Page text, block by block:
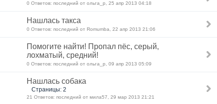
0 Ответов: последний от ольга_р, 25 апр 2013 04:18
Нашлась такса
0 Ответов: последний от Romumba, 22 апр 2013 21:06
Помогите найти! Пропал пёс, серый,
лохматый, средний!
0 Ответов: последний от ольга_р, 09 апр 2013 05:09
Нашлась собака
Страницы: 2
21 Ответов: последний от мила57, 29 мар 2013 21:21